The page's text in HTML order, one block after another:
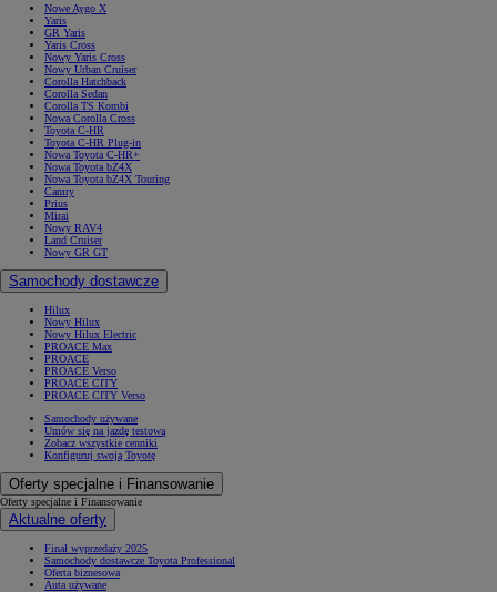
Nowe Aygo X
Yaris
GR Yaris
Yaris Cross
Nowy Yaris Cross
Nowy Urban Cruiser
Corolla Hatchback
Corolla Sedan
Corolla TS Kombi
Nowa Corolla Cross
Toyota C-HR
Toyota C-HR Plug-in
Nowa Toyota C-HR+
Nowa Toyota bZ4X
Nowa Toyota bZ4X Touring
Camry
Prius
Mirai
Nowy RAV4
Land Cruiser
Nowy GR GT
Samochody dostawcze
Hilux
Nowy Hilux
Nowy Hilux Electric
PROACE Max
PROACE
PROACE Verso
PROACE CITY
PROACE CITY Verso
Samochody używane
Umów się na jazdę testową
Zobacz wszystkie cenniki
Konfiguruj swoją Toyotę
Oferty specjalne i Finansowanie
Oferty specjalne i Finansowanie
Aktualne oferty
Finał wyprzedaży 2025
Samochody dostawcze Toyota Professional
Oferta biznesowa
Auta używane